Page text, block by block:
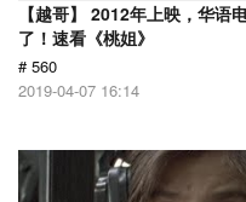
【越哥】 2012年上映，华语
了！速看《桃姐》
# 560
2019-04-07 16:14